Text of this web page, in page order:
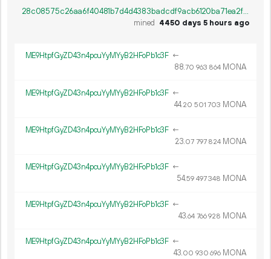
28c08575c26aa6f40481b7d4d4383badcdf9acb6120ba71ea2f85f27695aa227
mined
4450 days 5 hours ago
ME9HtpfGyZD43n4pcuYyMYyB2HFoPb1c3F ←
88.70 963 864 MONA
ME9HtpfGyZD43n4pcuYyMYyB2HFoPb1c3F ←
44.20 501 703 MONA
ME9HtpfGyZD43n4pcuYyMYyB2HFoPb1c3F ←
23.07 797 824 MONA
ME9HtpfGyZD43n4pcuYyMYyB2HFoPb1c3F ←
54.59 497348 MONA
ME9HtpfGyZD43n4pcuYyMYyB2HFoPb1c3F ←
43.64 766928 MONA
ME9HtpfGyZD43n4pcuYyMYyB2HFoPb1c3F ←
43.00 930 696 MONA